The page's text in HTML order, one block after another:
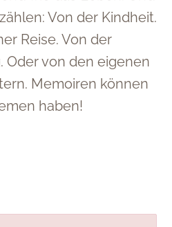
Von der Kindheit.
Reise. Von der
Oder von den eigenen
Memoiren können
haben!